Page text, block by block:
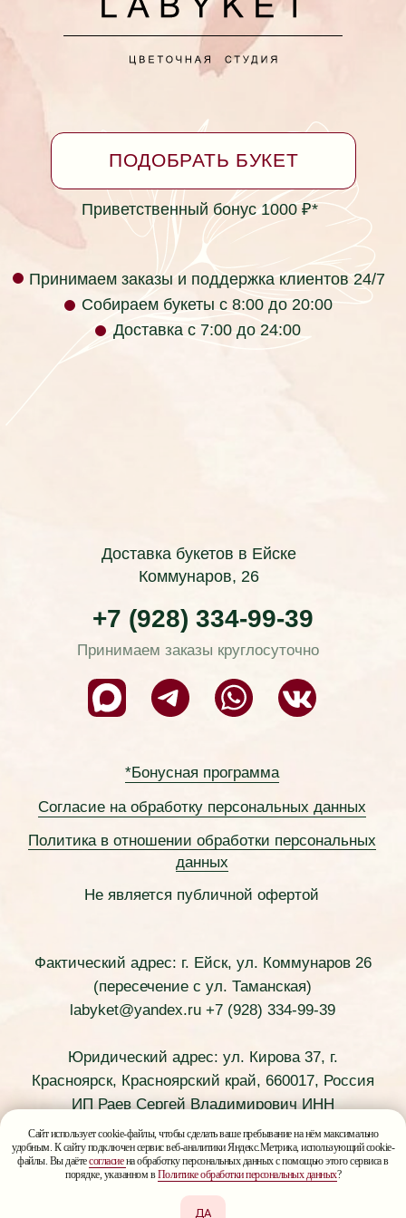
Политика в отношении обработки персональных
данных
Фактический адрес: г. Ейск, ул. Коммунаров 26
(пересечение с ул. Таманская)
labyket@yandex.ru +7 (928) 334-99-39
Юридический адрес: ул. Кирова 37, г.
Красноярск, Красноярский край, 660017, Россия
ИП Раев Сергей Владимирович ИНН
236105723034
Телефон компании: +7 (928) 334-99-39
Сайт использует cookie-файлы, чтобы сделать ваше пребывание на нём максимально
удобным. К сайту подключен сервис веб-аналитики Яндекс.Метрика, использующий cookie-
файлы. Вы даётесогласиена обработку персональных данных с помощью этого сервиса в
порядке, указанном вПолитике обработки персональных данных?
ДА